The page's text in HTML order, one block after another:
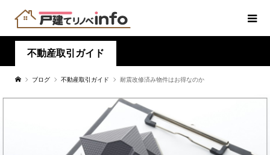
不動産取引ガイド
ブログ 不動産取引ガイド 耐震改修済み物件はお得なのか